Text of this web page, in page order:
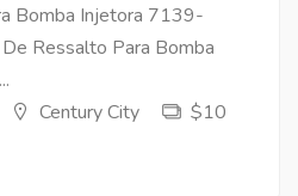
Bomba Injetora 7139-
Ressalto Para Bomba
Century City
$10